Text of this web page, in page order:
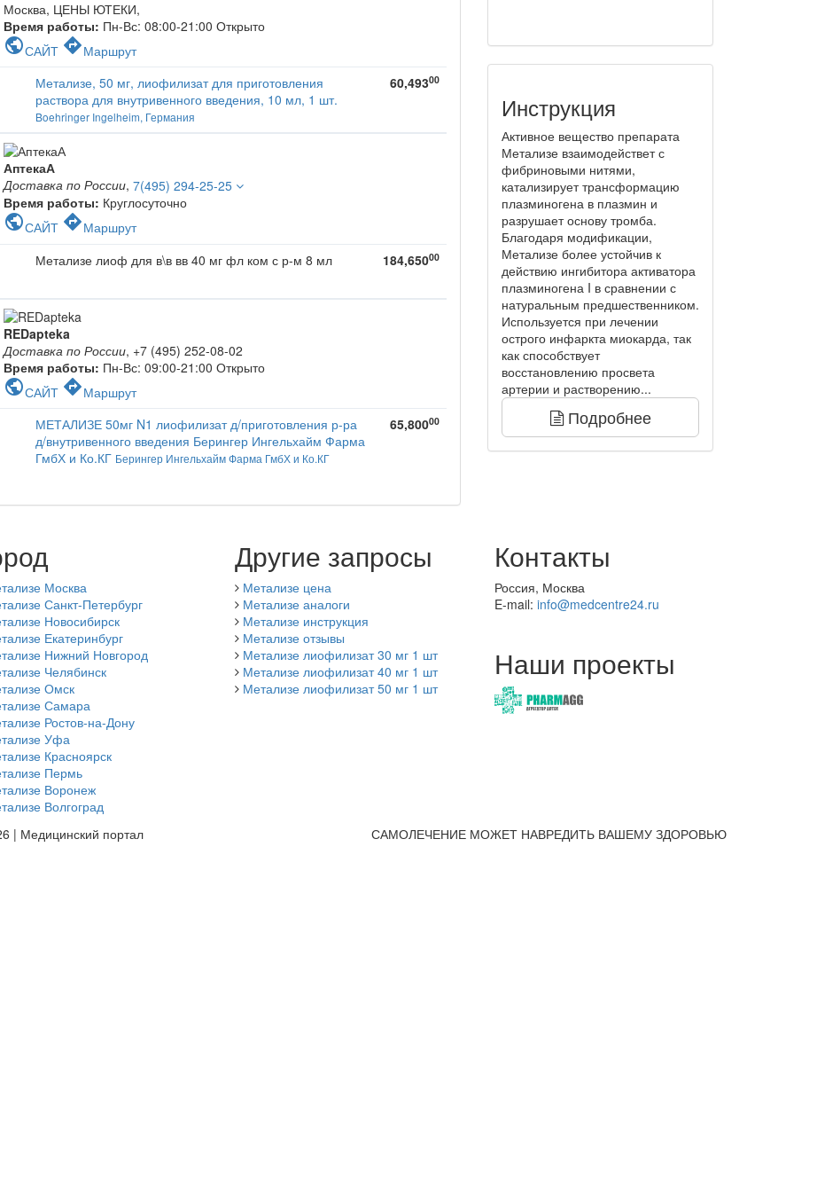
Москва, ЦЕНЫ ЮТЕКИ,
Время работы: Пн-Вс: 08:00-21:00 Открыто
publicСАЙТ directionsМаршрут
Метализе, 50 мг, лиофилизат для приготовления
раствора для внутривенного введения, 10 мл, 1 шт.
Boehringer Ingelheim, Германия
60,49300
АптекаА
Доставка по России, 7(495) 294-25-25
Время работы: Круглосуточно
publicСАЙТ directionsМаршрут
Метализе лиоф для в\в вв 40 мг фл ком с р-м 8 мл
184,65000
REDapteka
Доставка по России, +7 (495) 252-08-02
Время работы: Пн-Вс: 09:00-21:00 Открыто
publicСАЙТ directionsМаршрут
МЕТАЛИЗЕ 50мг N1 лиофилизат д/приготовления р-ра
д/внутривенного введения Берингер Ингельхайм Фарма
ГмбХ и Ко.КГ Берингер Ингельхайм Фарма ГмбХ и Ко.КГ
65,80000
Инструкция
Активное вещество препарата
Метализе взаимодействет с
фибриновыми нитями,
катализирует трансформацию
плазминогена в плазмин и
разрушает основу тромба.
Благодаря модификации,
Метализе более устойчив к
действию ингибитора активатора
плазминогена I в сравнении с
натуральным предшественником.
Используется при лечении
острого инфаркта миокарда, так
как способствует
восстановлению просвета
артерии и растворению...
Подробнее
Москва
Санкт-Петербург
Новосибирск
Екатеринбург
Нижний Новгород
Челябинск
Омск
Самара
Ростов-на-Дону
Уфа
Красноярск
Пермь
Воронеж
Волгоград
Другие запросы
Метализе цена
Метализе аналоги
Метализе инструкция
Метализе отзывы
Метализе лиофилизат 30 мг 1 шт
Метализе лиофилизат 40 мг 1 шт
Метализе лиофилизат 50 мг 1 шт
Контакты
Россия, Москва
E-mail: info@medcentre24.ru
Наши проекты
| Медицинский портал
САМОЛЕЧЕНИЕ МОЖЕТ НАВРЕДИТЬ ВАШЕМУ ЗДОРОВЬЮ